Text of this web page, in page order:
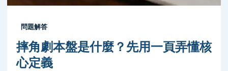
問題解答
摔角劇本盤是什麼？先用一頁弄懂核
心定義